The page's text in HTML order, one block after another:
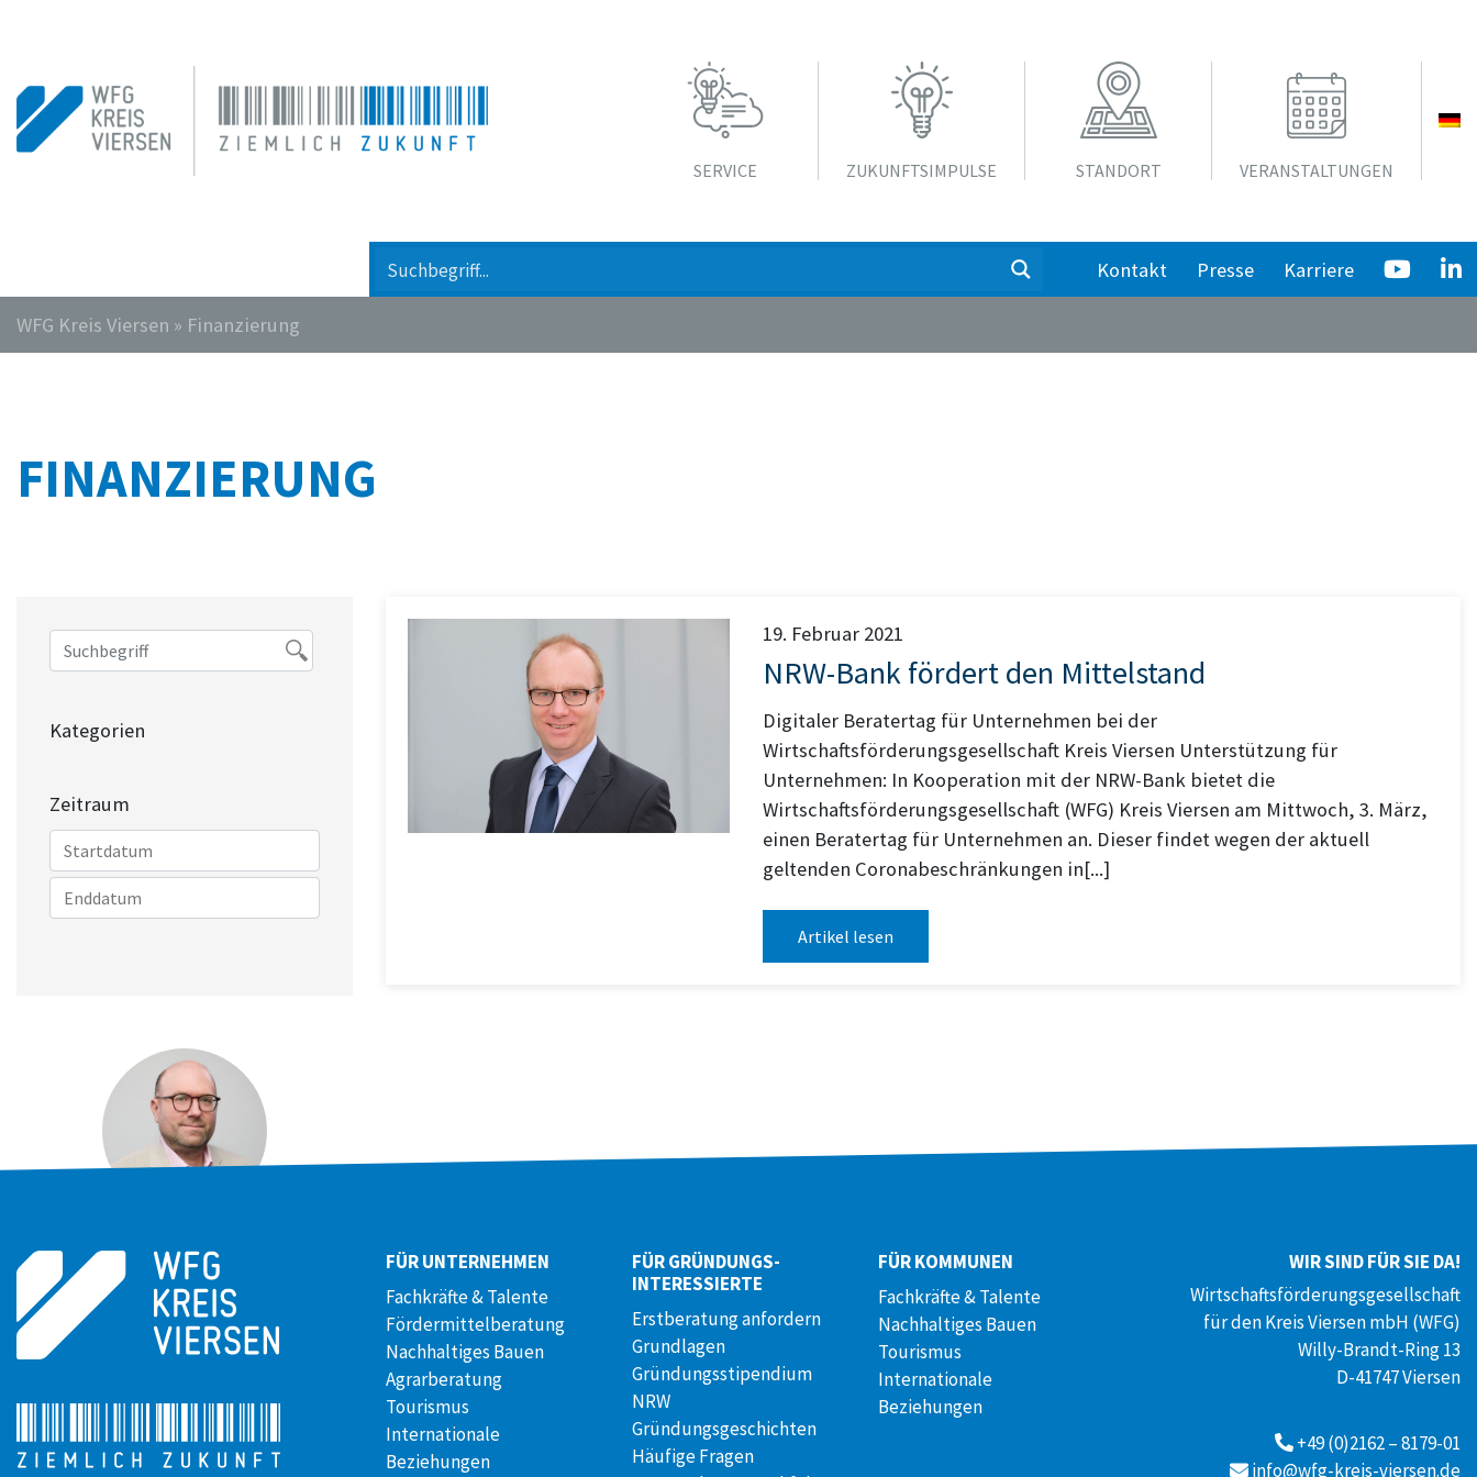
SERVICE ZUKUNFTS­IMPULSE STANDORT VERANSTALTUNGEN
Kontakt Presse Karriere
WFG Kreis Viersen » Finanzierung
FINANZIERUNG
Kategorien
Zeitraum
DANIEL BOSS
Pressesprecher
+49 (0)173 / 29 05507
19. Februar 2021
NRW-Bank fördert den Mittelstand
Digitaler Beratertag für Unternehmen bei der
Wirtschaftsförderungsgesellschaft Kreis Viersen Unterstützung für
Unternehmen: In Kooperation mit der NRW-Bank bietet die
Wirtschaftsförderungsgesellschaft (WFG) Kreis Viersen am Mittwoch, 3. März,
einen Beratertag für Unternehmen an. Dieser findet wegen der aktuell
geltenden Coronabeschränkungen in[...]
Artikel lesen
FÜR UNTERNEHMEN
Fachkräfte & Talente
Fördermittelberatung
Nachhaltiges Bauen
Agrarberatung
Tourismus
Internationale
Beziehungen
FÜR GRÜNDUNGS­
INTERESSIERTE
Erstberatung anfordern
Grundlagen
Gründungsstipendium
NRW
Gründungsgeschichten
Häufige Fragen
FÜR KOMMUNEN
Fachkräfte & Talente
Nachhaltiges Bauen
Tourismus
Internationale
Beziehungen
WIR SIND FÜR SIE DA!
Wirtschaftsförderungsgesellschaft
für den Kreis Viersen mbH (WFG)
Willy-Brandt-Ring 13
D-41747 Viersen
+49 (0)2162 – 8179-01
info@wfg-kreis-viersen.de